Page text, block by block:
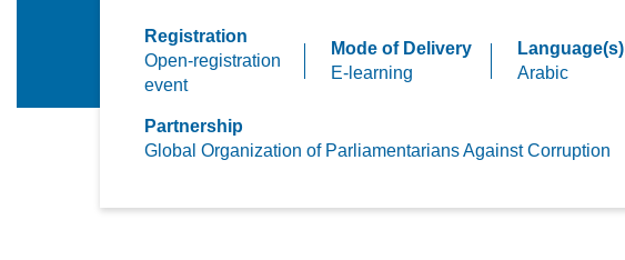
Registration
Open-registration
event
Mode of Delivery
E-learning
Language(s)
Arabic
Partnership
Global Organization of Parliamentarians Against Corruption